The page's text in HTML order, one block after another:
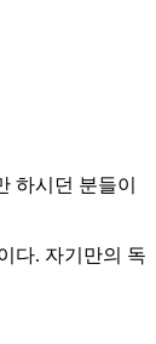
하시던 분들이
다. 자기만의 독